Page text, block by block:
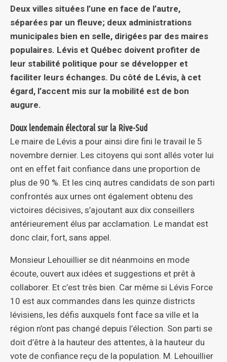
Deux villes situées l’une en face de l’autre,
séparées par un fleuve; deux administrations
municipales bien en selle, dirigées par des maires
populaires. Lévis et Québec doivent profiter de
leur stabilité politique pour se développer et
faciliter leurs échanges. Du côté de Lévis, à cet
égard, l’accent mis sur la mobilité est de bon
augure.
Doux lendemain électoral sur la Rive-Sud
Le maire de Lévis a pour ainsi dire fini le travail le 5
novembre dernier. Les citoyens qui sont allés voter lui
ont en effet fait confiance dans une proportion de
plus de 90 %. Et les cinq autres candidats de son parti
confrontés aux urnes ont également obtenu des
victoires décisives, s’ajoutant aux dix conseillers
antérieurement élus par acclamation. Le mandat est
donc clair, fort, sans appel.
Monsieur Lehouillier se dit néanmoins en mode
écoute, ouvert aux idées et suggestions et prêt à
collaborer. Et c’est très bien. Car même si Lévis Force
10 est aux commandes dans les quinze districts
lévisiens, les défis auxquels font face sa ville et la
région n’ont pas changé depuis l’élection. Son parti se
doit d’être à la hauteur des attentes, à la hauteur du
vote de confiance reçu de la population. M. Lehouillier